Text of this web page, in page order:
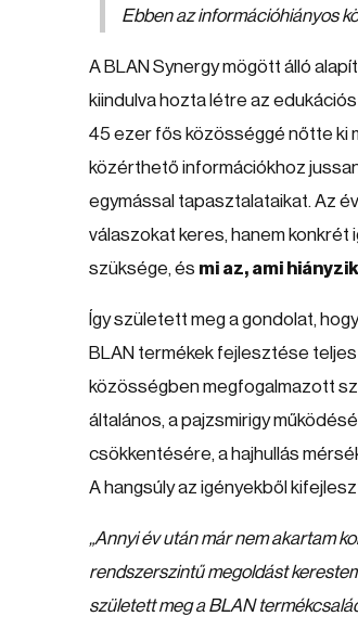
Ebben az információhiányos
A BLAN Synergy mögött álló
kiindulva hozta létre az
45 ezer fős közösséggé nőtte ki
közérthető információkhoz
egymással tapasztalataikat. Az
válaszokat keres, hanem konkrét
szüksége, és mi az, ami
Így született meg a gondolat,
BLAN termékek fejlesztése
közösségben megfogalmazott
általános, a pajzsmirigy
csökkentésére, a hajhullás
A hangsúly az igényekből
„Annyi év után már nem akartam
rendszerszintű megoldást
született meg a BLAN